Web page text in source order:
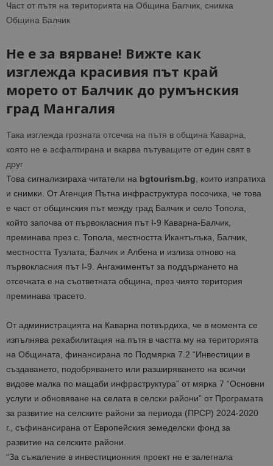
Част от пътя на територията на Община Балчик, снимка
Община Балчик
Не е за вярване! Вижте как
изглежда красивия път край
морето от Балчик до румънския
град Мангалия
Така изглежда грозната отсечка на пътя в община Каварна,
която не е асфалтирана и вкарва пътуващите от един свят в
друг
Това сигнализираха читатели на bgtourism.bg, които изпратиха
и снимки. От Агенция Пътна инфраструктура посочиха, че това
е част от общинския път между град Балчик и село Топола,
който започва от първокласния път I-9 Каварна-Балчик,
преминава през с. Топола, местността Икантълъка, Балчик,
местността Тузлата, Балчик и Албена и излиза отново на
първокласния път I-9. Ангажиментът за поддържането на
отсечката е на съответната община, през чиято територия
преминава трасето.
От администрацията на Каварна потвърдиха, че в момента се
изпълнява рехабилитация на пътя в частта му на територията
на Общината, финансирана по Подмярка 7.2 “Инвестиции в
създаването, подобряването или разширяването на всички
видове малка по мащаби инфраструктура” от мярка 7 “Основни
услуги и обновяване на селата в селски райони” от Програмата
за развитие на селските райони за периода (ПРСР) 2024-2020
г., съфинансирана от Европейския земеделски фонд за
развитие на селските райони.
“За съжаление в инвестиционния проект не е залегнала